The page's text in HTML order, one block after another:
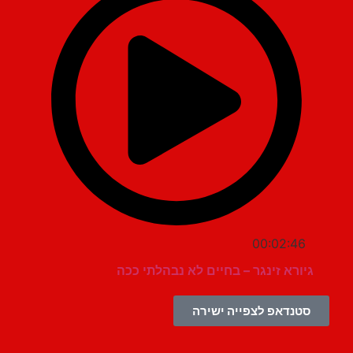
00:02:46
גיורא זינגר – בחיים לא נבהלתי ככה
סטנדאפ לצפייה ישירה